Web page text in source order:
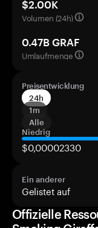
$2.00K
Volumen (24h)
0.47B GRAF
Umlaufmenge
Preisentwicklung
24h
1m
Alle
Niedrig
$0,00002330
Ein anderer
Gelistet auf
Offizielle